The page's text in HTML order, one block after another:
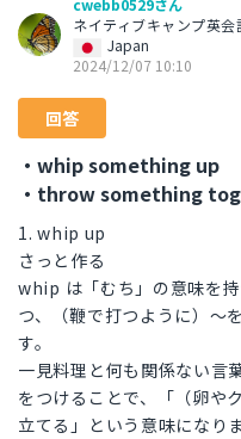
cwebb0529さん
ネイティブキャンプ英会
Japan
2024/12/07 10:10
回答
・whip something up
・throw something
1. whip up
さっと作る
whip は「むち」の意味を
つ、（鞭で打つように）〜
す。
一見料理と何も関係ない言
をつけることで、「（卵や
立てる」という意味になり